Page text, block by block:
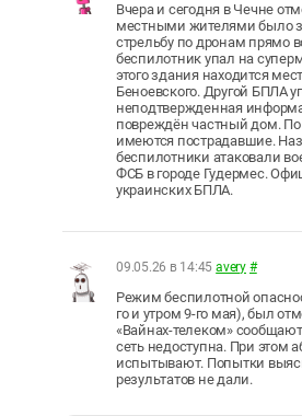
Вчера и сегодня в Чечне
местными жителями было
стрельбу по дронам прямо
беспилотник упал на
этого здания находится
Беноевского. Другой БПЛА
неподтвержденная
повреждён частный дом.
имеются пострадавшие.
беспилотники атаковали
ФСБ в городе Гудермес.
украинских БПЛА.
09.05.26 в 14:45 avery #
Режим беспилотной
го и утром 9-го мая), был
«Вайнах-телеком»
сеть недоступна. При этом
испытывают. Попытки
результатов не дали.